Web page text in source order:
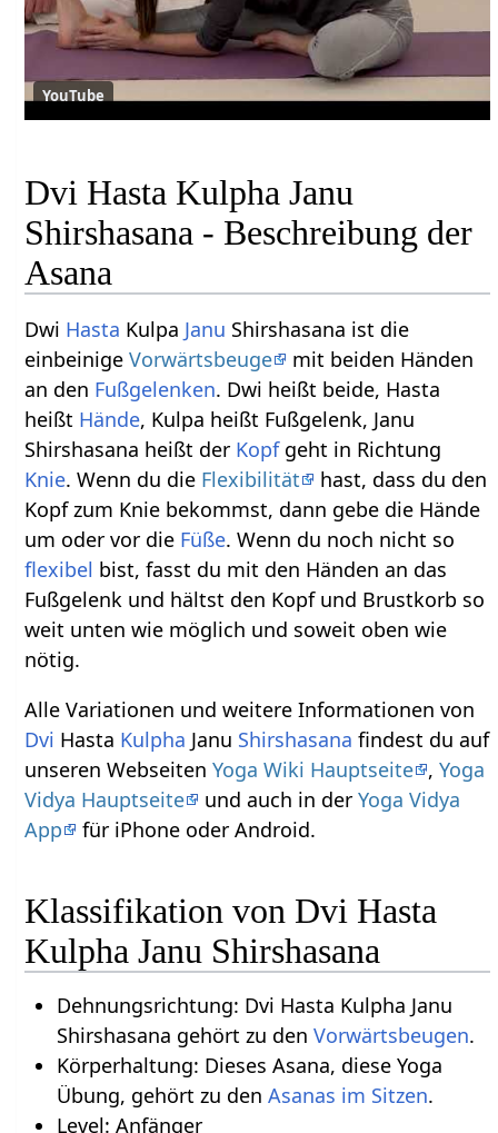
YouTube
Dvi Hasta Kulpha Janu
Shirshasana - Beschreibung der
Asana
Dwi Hasta Kulpa Janu Shirshasana ist die
einbeinigeVorwärtsbeuge
mit beiden Händen
an den Fußgelenken. Dwi heißt beide, Hasta
heißt Hände, Kulpa heißt Fußgelenk, Janu
Shirshasana heißt der Kopfgeht in Richtung
Knie. Wenn du die Flexibilität
hast, dass du den
Kopf zum Knie bekommst, dann gebe die Hände
um oder vor die Füße. Wenn du noch nicht so
flexibel bist, fasst du mit den Händen an das
Fußgelenk und hältst den Kopf und Brustkorb so
weit unten wie möglich und soweit oben wie
nötig.
Alle Variationen und weitere Informationen von
Dvi Hasta Kulpha Janu Shirshasana findest du auf
unseren WebseitenYoga Wiki Hauptseite ,Yoga
Vidya Hauptseite
und auch in derYoga Vidya
App
für iPhone oder Android.
Klassifikation von Dvi Hasta
Kulpha Janu Shirshasana
Dehnungsrichtung: Dvi Hasta Kulpha Janu
Shirshasana gehört zu den Vorwärtsbeugen.
Körperhaltung: Dieses Asana, diese Yoga
Übung, gehört zu den Asanas im Sitzen.
Level: Anfänger